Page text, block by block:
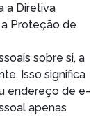
a Diretiva
Proteção de
sobre si, a
Isso significa
endereço de e-
apenas